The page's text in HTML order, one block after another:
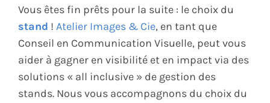
Vous êtes fin prêts pour la suite : le choix du
stand ! Atelier Images & Cie, en tant que
Conseil en Communication Visuelle, peut vous
aider à gagner en visibilité et en impact via des
solutions « all inclusive » de gestion des
stands. Nous vous accompagnons du choix du